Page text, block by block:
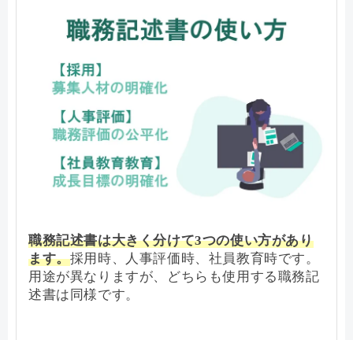
職務記述書は大きく分けて3つの使い方があり
ます。採用時、人事評価時、社員教育時です。
用途が異なりますが、どちらも使用する職務記
述書は同様です。